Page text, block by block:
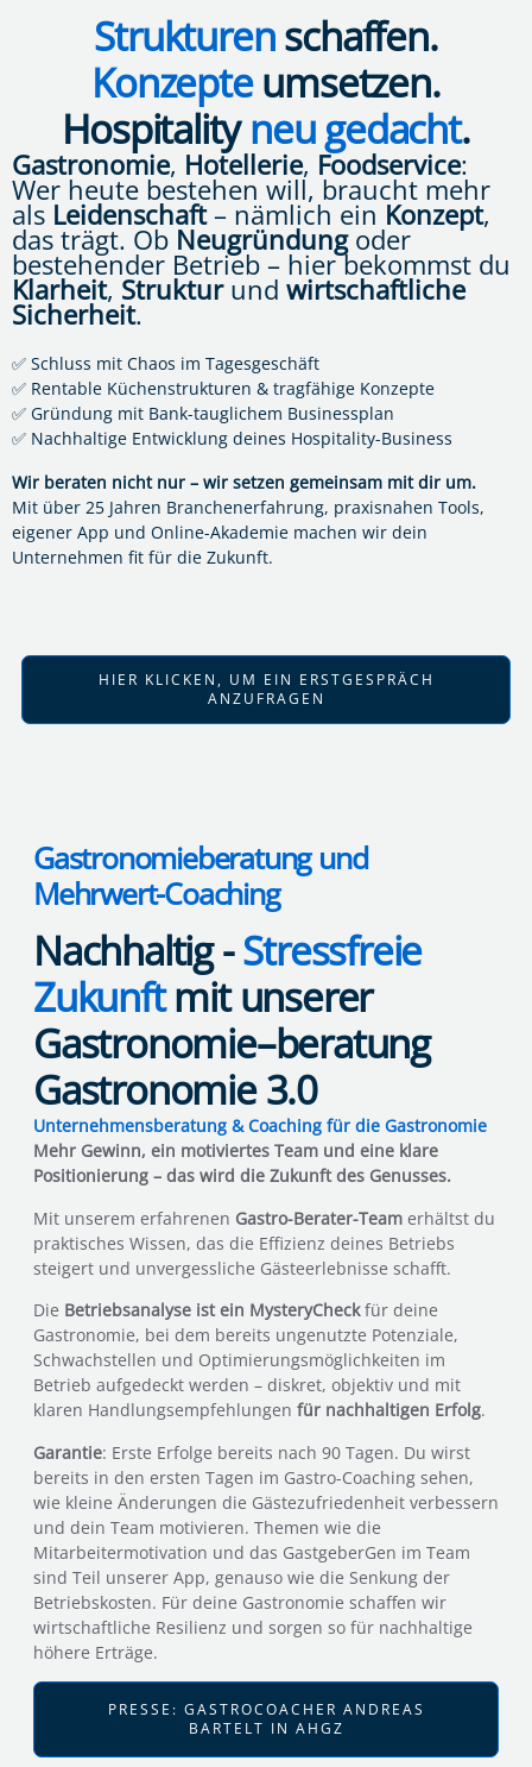
Strukturenschaffen.
Konzepteumsetzen.
Hospitalityneu gedacht.
Gastronomie, Hotellerie, Foodservice:
Wer heute bestehen will, braucht mehr
als Leidenschaft– nämlich ein Konzept,
das trägt. Ob Neugründungoder
bestehender Betrieb – hier bekommst du
Klarheit, Strukturund wirtschaftliche
Sicherheit.
✅ Schluss mit Chaos im Tagesgeschäft
✅ Rentable Küchenstrukturen & tragfähige Konzepte
✅ Gründung mit Bank-tauglichem Businessplan
✅ Nachhaltige Entwicklung deines Hospitality-Business
Wir beraten nicht nur – wir setzen gemeinsam mit dir um.
Mit über 25 Jahren Branchenerfahrung, praxisnahen Tools,
eigener App und Online-Akademie machen wir dein
Unternehmen fit für die Zukunft.
HIER KLICKEN, UM EIN ERSTGESPRÄCH
ANZUFRAGEN
Gastronomieberatung und
Mehrwert-Coaching
Nachhaltig -Stressfreie
Zukunftmit unserer
Gastronomie–beratung
Gastronomie 3.0
Unternehmensberatung & Coaching für die Gastronomie
Mehr Gewinn, ein motiviertes Team und eine klare
Positionierung – das wird die Zukunft des Genusses.
Mit unserem erfahrenen Gastro-Berater-Team erhältst du
praktisches Wissen, das die Effizienz deines Betriebs
steigert und unvergessliche Gästeerlebnisse schafft.
Die Betriebsanalyse ist ein MysteryCheckfür deine
Gastronomie, bei dem bereits ungenutzte Potenziale,
Schwachstellen und Optimierungsmöglichkeiten im
Betrieb aufgedeckt werden – diskret, objektiv und mit
klaren Handlungsempfehlungen für nachhaltigen Erfolg.
Garantie: Erste Erfolge bereits nach 90 Tagen. Du wirst
bereits in den ersten Tagen im Gastro-Coaching sehen,
wie kleine Änderungen die Gästezufriedenheit verbessern
und dein Team motivieren. Themen wie die
Mitarbeitermotivation und das GastgeberGen im Team
sind Teil unserer App, genauso wie die Senkung der
Betriebskosten. Für deine Gastronomie schaffen wir
wirtschaftliche Resilienz und sorgen so für nachhaltige
höhere Erträge.
PRESSE: GASTROCOACHER ANDREAS
BARTELT IN AHGZ